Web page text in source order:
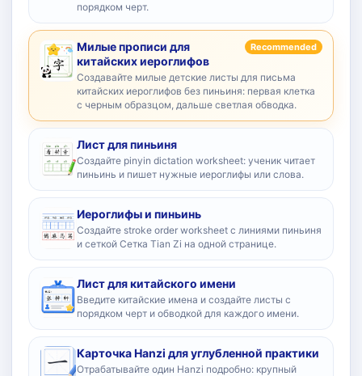
порядком черт.
Милые прописи для
китайских иероглифов
Recommended
Создавайте милые детские листы для письма
китайских иероглифов без пиньиня: первая клетка
с черным образцом, дальше светлая обводка.
Лист для пиньиня
Создайте pinyin dictation worksheet: ученик читает
пиньинь и пишет нужные иероглифы или слова.
Иероглифы и пиньинь
Создайте stroke order worksheet с линиями пиньиня
и сеткой Сетка Tian Zi на одной странице.
Лист для китайского имени
Введите китайские имена и создайте листы с
порядком черт и обводкой для каждого имени.
Карточка Hanzi для углубленной практики
Отрабатывайте один Hanzi подробно: крупный